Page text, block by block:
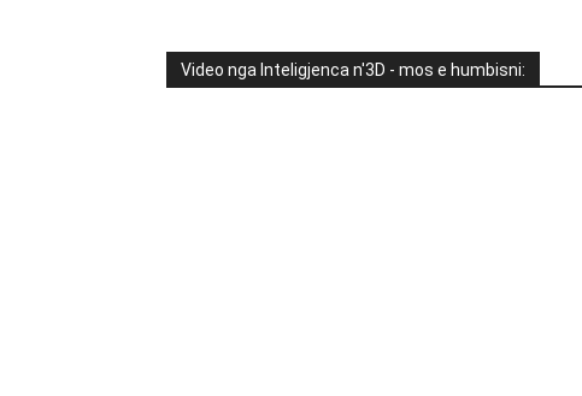
Video nga Inteligjenca n'3D - mos e humbisni: